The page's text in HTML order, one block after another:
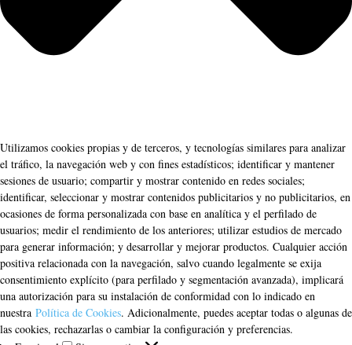
Utilizamos cookies propias y de terceros, y tecnologías similares para analizar
el tráfico, la navegación web y con fines estadísticos; identificar y mantener
sesiones de usuario; compartir y mostrar contenido en redes sociales;
identificar, seleccionar y mostrar contenidos publicitarios y no publicitarios, en
ocasiones de forma personalizada con base en analítica y el perfilado de
usuarios; medir el rendimiento de los anteriores; utilizar estudios de mercado
para generar información; y desarrollar y mejorar productos. Cualquier acción
positiva relacionada con la navegación, salvo cuando legalmente se exija
consentimiento explícito (para perfilado y segmentación avanzada), implicará
una autorización para su instalación de conformidad con lo indicado en
nuestra Política de Cookies. Adicionalmente, puedes aceptar todas o algunas de
las cookies, rechazarlas o cambiar la configuración y preferencias.